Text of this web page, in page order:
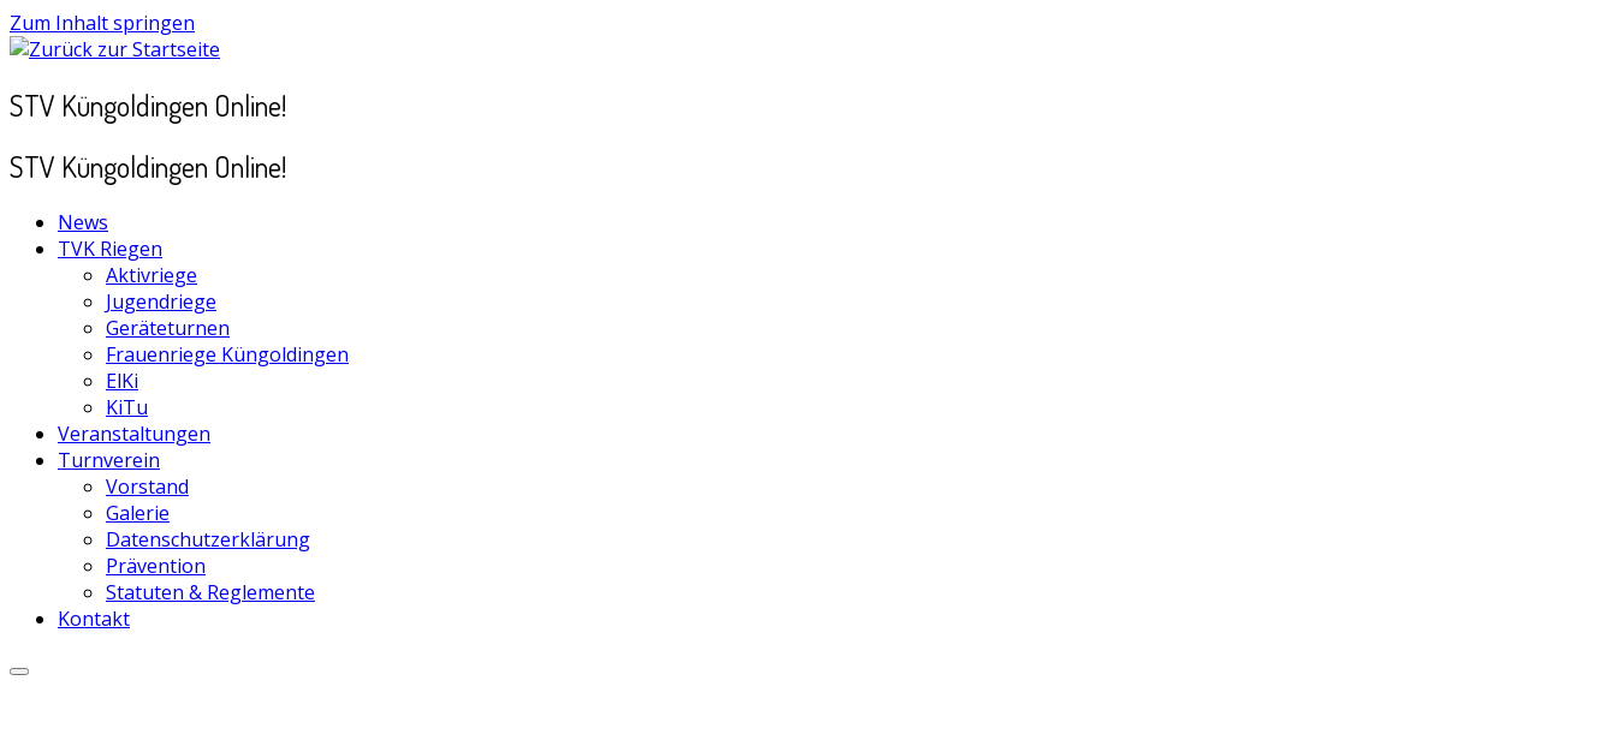
Zum Inhalt springen
STV Küngoldingen Online!
STV Küngoldingen Online!
News
TVK Riegen
Aktivriege
Jugendriege
Geräteturnen
Frauenriege Küngoldingen
ElKi
KiTu
Veranstaltungen
Turnverein
Vorstand
Galerie
Datenschutzerklärung
Prävention
Statuten & Reglemente
Kontakt